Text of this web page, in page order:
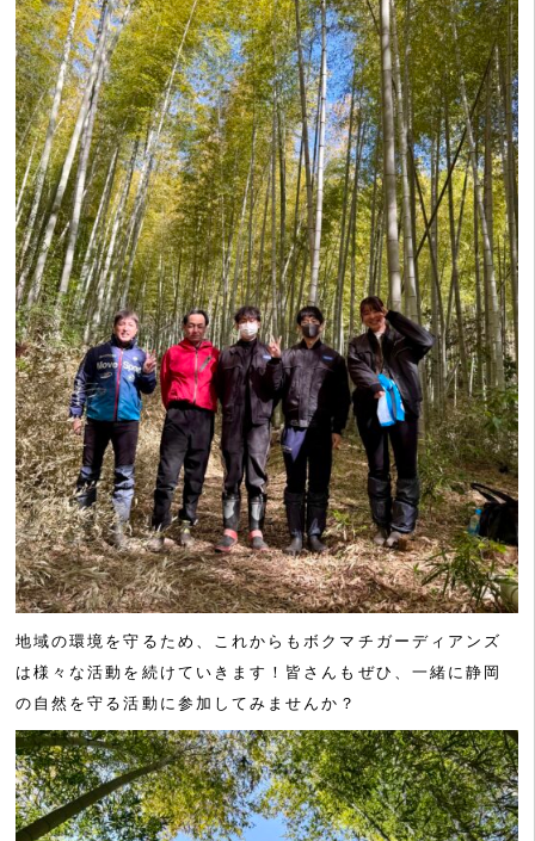
地域の環境を守るため、これからもボクマチガーディアンズ
は様々な活動を続けていきます！皆さんもぜひ、一緒に静岡
の自然を守る活動に参加してみませんか？